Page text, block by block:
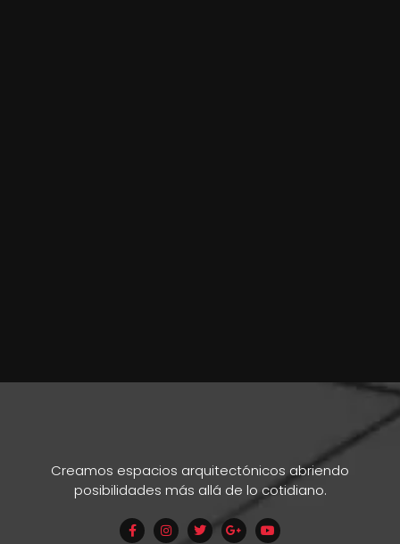
Creamos espacios arquitectónicos abriendo
posibilidades más allá de lo cotidiano.